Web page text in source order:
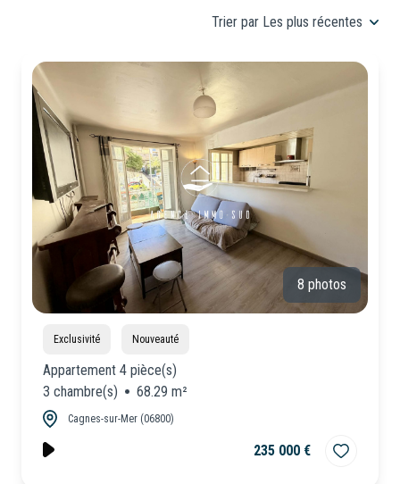
Parkings
Locaux
Commerciaux
Neuf
VOS
CONSEILLERS
NOUS
REJOINDRE
Trier par Les plus récentes
8 photos
Exclusivité Nouveauté
Appartement 4 pièce(s)
3 chambre(s)
68.29 m²
Cagnes-sur-Mer (06800)
235 000 €